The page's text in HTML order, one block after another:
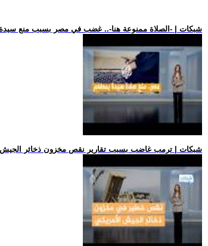
.. شبكات | -الصلاة ممنوعة هنا-.. غضب في مصر بسبب منع
.. شبكات | ترمب غاضب بسبب تقارير نقص مخزون ذخائر الجيش